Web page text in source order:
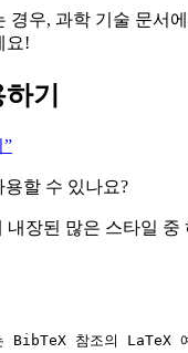
경우, 과학 기술 문
요!
기
할 수 있나요?
내장된 많은 스타일
BibTeX 참조의 LaTeX